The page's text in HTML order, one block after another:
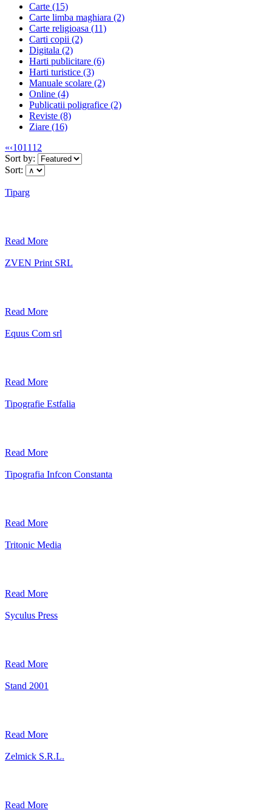
Carte (15)
Carte limba maghiara (2)
Carte religioasa (11)
Carti copii (2)
Digitala (2)
Harti publicitare (6)
Harti turistice (3)
Manuale scolare (2)
Online (4)
Publicatii poligrafice (2)
Reviste (8)
Ziare (16)
«‹1011 12
Sort by:
Sort:
Tiparg
Read More
ZVEN Print SRL
Read More
Equus Com srl
Read More
Tipografie Estfalia
Read More
Tipografia Infcon Constanta
Read More
Tritonic Media
Read More
Syculus Press
Read More
Stand 2001
Read More
Zelmick S.R.L.
Read More